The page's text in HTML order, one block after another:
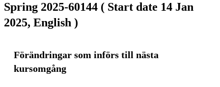
Spring 2025-60144 ( Start date 14 Jan
2025, English )
Förändringar som införs till nästa
kursomgång